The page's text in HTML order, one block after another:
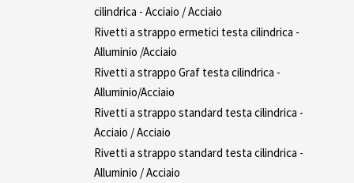
cilindrica - Acciaio / Acciaio
Rivetti a strappo ermetici testa cilindrica -
Alluminio /Acciaio
Rivetti a strappo Graf testa cilindrica -
Alluminio/Acciaio
Rivetti a strappo standard testa cilindrica -
Acciaio / Acciaio
Rivetti a strappo standard testa cilindrica -
Alluminio / Acciaio